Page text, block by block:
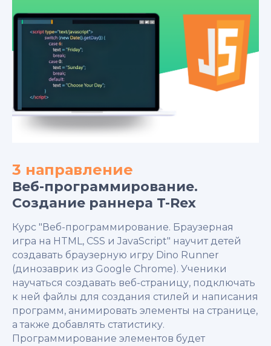
3 направление
Веб-программирование.
Создание раннера T-Rex
Курс "Веб-программирование. Браузерная
игра на HTML, CSS и JavaScript" научит детей
создавать браузерную игру Dino Runner
(динозаврик из Google Chrome). Ученики
научаться создавать веб-страницу, подключать
к ней файлы для создания стилей и написания
программ, анимировать элементы на странице,
а также добавлять статистику.
Программирование элементов будет